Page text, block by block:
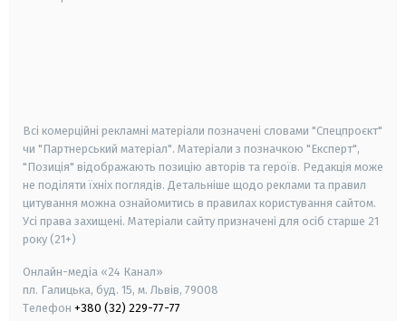
Всі комерційні рекламні матеріали позначені словами "Спецпроєкт"
чи "Партнерський матеріал". Матеріали з позначкою "Експерт",
"Позиція" відображають позицію авторів та героїв. Редакція може
не поділяти їхніх поглядів. Детальніше щодо реклами та правил
цитування можна ознайомитись в правилах користування сайтом.
Усі права захищені. Матеріали сайту призначені для осіб старше 21
року (21+)
Онлайн-медіа «24 Канал»
пл. Галицька, буд. 15, м. Львів, 79008
Телефон +380 (32) 229-77-77